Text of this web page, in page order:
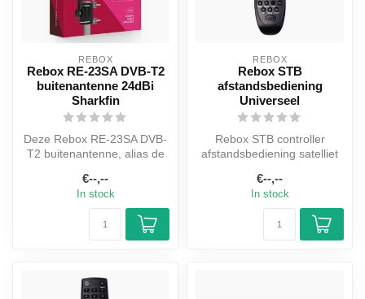
REBOX
Rebox RE-23SA DVB-T2
buitenantenne 24dBi
Sharkfin
Deze Rebox RE-23SA DVB-
T2 buitenantenne, alias de
mariti...
€--,--
In stock
REBOX
Rebox STB
afstandsbediening
Universeel
Rebox STB controller
afstandsbediening satelliet
Met deze Rebox STB
controlle...
€--,--
In stock